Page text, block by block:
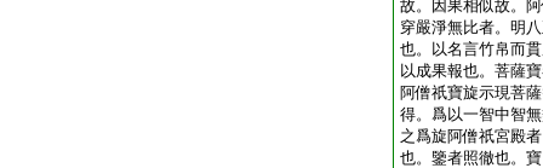
故。因果相似故。
穿嚴淨無比者。明
也。以名言竹帛而
以成果報也。菩薩
阿僧祇寶旋示現菩
得。爲以一智中智
之爲旋阿僧祇宮殿
也。鑒者照徹也。